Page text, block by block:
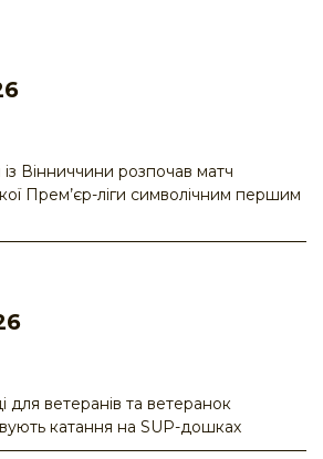
Вінниччини розпочав матч
Прем’єр-ліги символічним першим
для ветеранів та ветеранок
катання на SUP-дошках